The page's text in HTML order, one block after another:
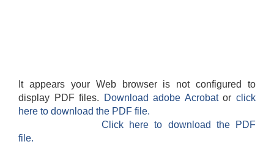
It appears your Web browser is not configured to
display PDF files.
Download adobe Acrobatorclick
here to download the PDF file.
Click here to download the PDF
file.